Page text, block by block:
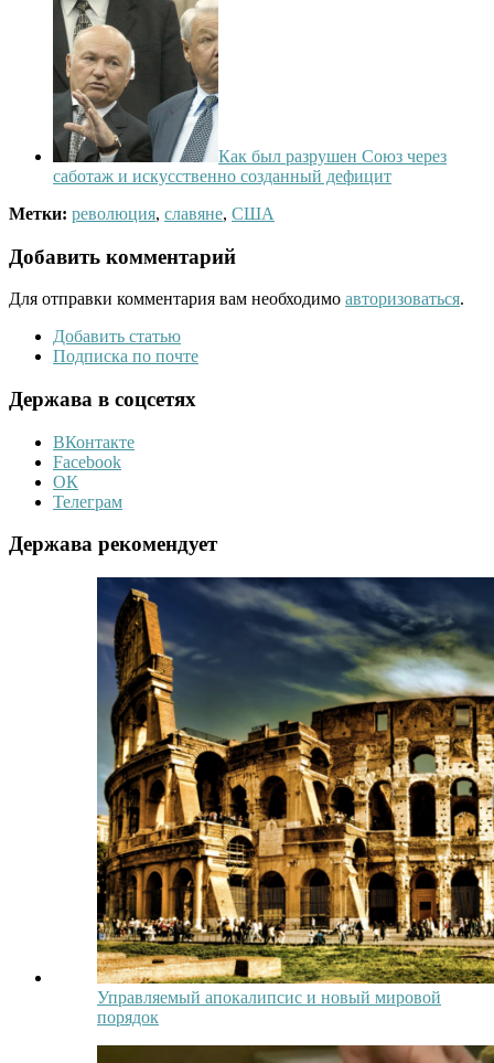
Как был разрушен Союз через
саботаж и искусственно созданный дефицит
Метки: революция, славяне, США
Добавить комментарий
Для отправки комментария вам необходимо авторизоваться.
Добавить статью
Подписка по почте
Держава в соцсетях
ВКонтакте
Facebook
ОК
Телеграм
Держава рекомендует
Управляемый апокалипсис и новый мировой
порядок